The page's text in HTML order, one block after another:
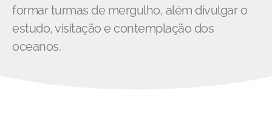
formar turmas de mergulho, além divulgar o
estudo, visitação e contemplação dos
oceanos.